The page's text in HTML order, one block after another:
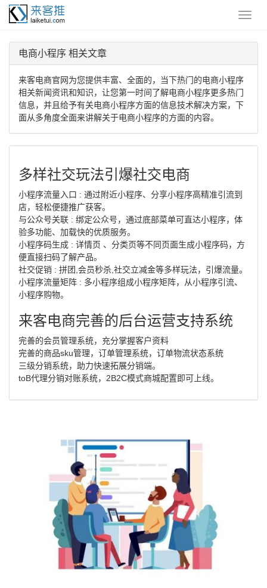
电商小程序 相关文章
来客电商官网为您提供丰富、全面的，当下热门的电商小程序
相关新闻资讯和知识，让您第一时间了解电商小程序更多热门
信息，并且给予有关电商小程序方面的信息技术解决方案，下
面从多角度全面来讲解关于电商小程序的方面的内容。
多样社交玩法引爆社交电商
小程序流量入口 : 通过附近小程序、分享小程序高精准引流到
店，轻松便捷推广获客。
与公众号关联 : 绑定公众号，通过底部菜单可直达小程序，体
验多功能、加载快的优质服务。
小程序码生成 : 详情页 、分类页等不同页面生成小程序码，方
便直接扫码了解产品。
社交促销 : 拼团,会员秒杀,社交立减金等多样玩法，引爆流量。
小程序流量矩阵 : 多小程序组成小程序矩阵，从小程序引流、
小程序购物。
来客电商完善的后台运营支持系统
完善的会员管理系统，充分掌握客户资料
完善的商品sku管理，订单管理系统，订单物流状态系统
三级分销系统，助力快速拓展分销端。
toB代理分销对账系统，2B2C模式商城配置即可上线。